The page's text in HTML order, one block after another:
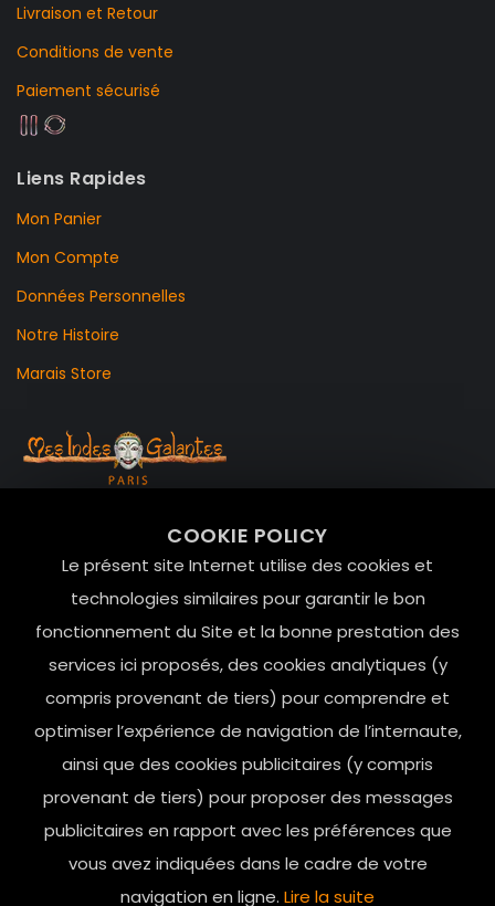
COOKIE POLICY
Le présent site Internet utilise des cookies et
technologies similaires pour garantir le bon
fonctionnement du Site et la bonne prestation des
services ici proposés, des cookies analytiques (y
compris provenant de tiers) pour comprendre et
optimiser l’expérience de navigation de l’internaute,
ainsi que des cookies publicitaires (y compris
provenant de tiers) pour proposer des messages
publicitaires en rapport avec les préférences que
vous avez indiquées dans le cadre de votre
navigation en ligne. Lire la suite
Livraison et Retour
Conditions de vente
Paiement sécurisé
Liens Rapides
Mon Panier
Mon Compte
Données Personnelles
Notre Histoire
Marais Store
Le Marais, 75004 Paris
contact@mesindesgalantes.com
01.42.72.42.51